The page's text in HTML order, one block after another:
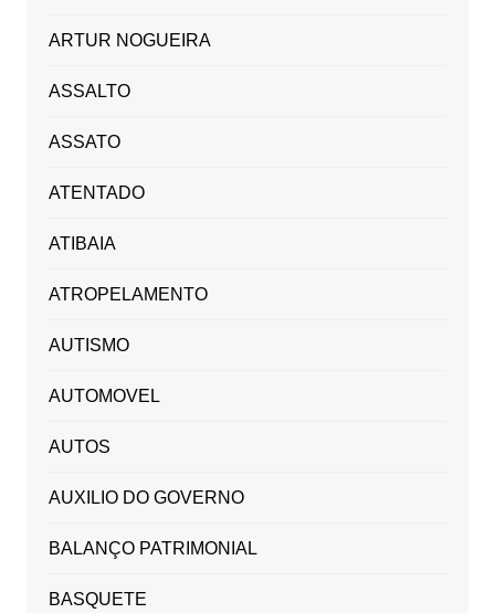
ARTUR NOGUEIRA
ASSALTO
ASSATO
ATENTADO
ATIBAIA
ATROPELAMENTO
AUTISMO
AUTOMOVEL
AUTOS
AUXILIO DO GOVERNO
BALANÇO PATRIMONIAL
BASQUETE